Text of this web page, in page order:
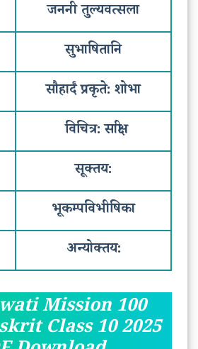
जननी तुल्यवत्सला
सुभाषितानि
सौहार्दं प्रकृते: शोभा
विचित्र: साक्षी
सूक्तय:
भूकम्पविभीषिका
अन्योक्तय:
Mission 100
Class 10 2025